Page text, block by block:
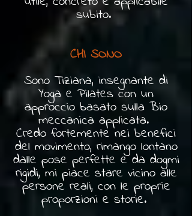
subito.
CHI SONO
Sono Tiziana, insegnante di
Yoga e Pilates con un
approccio basato sulla Bio
meccanica applicata.
Credo fortemente nei benefici
del movimento, rimango lontano
dalle pose perfette e da dogmi
rigidi, mi piace stare vicino alle
persone reali, con le proprie
proporzioni e storie.